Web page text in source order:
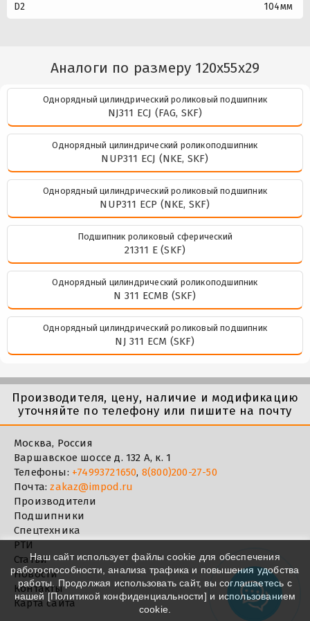
D2 104мм
Аналоги по размеру 120x55x29
Однорядный цилиндрический роликовый подшипник
NJ311 ECJ (FAG, SKF)
Однорядный цилиндрический роликоподшипник
NUP311 ECJ (NKE, SKF)
Однорядный цилиндрический роликовый подшипник
NUP311 ECP (NKE, SKF)
Подшипник роликовый сферический
21311 E (SKF)
Однорядный цилиндрический роликоподшипник
N 311 ECMB (SKF)
Однорядный цилиндрический роликовый подшипник
NJ 311 ECM (SKF)
Производителя, цену, наличие и модификацию
уточняйте по телефону или пишите на почту
Москва, Россия
Варшавское шоссе д. 132 А, к. 1
Телефоны: +74993721650, 8(800)200-27-50
Почта:zakaz@impod.ru
Производители
Подшипники
Спецтехника
РТИ
Статьи
Новости
Контакты
Карта сайта
Наш сайт использует файлы cookie для обеспечения
работоспособности, анализа трафика и повышения удобства
работы. Продолжая использовать сайт, вы соглашаетесь с
нашей [Политикой конфиденциальности] и использованием
cookie.